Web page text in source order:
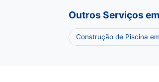
Outros Serviços
Construção de Piscina